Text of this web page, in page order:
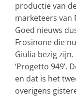
productie van
marketeers van
Goed nieuws
Frosinone die
Giulia bezig
‘Progetto 949’.
en dat is het
overigens